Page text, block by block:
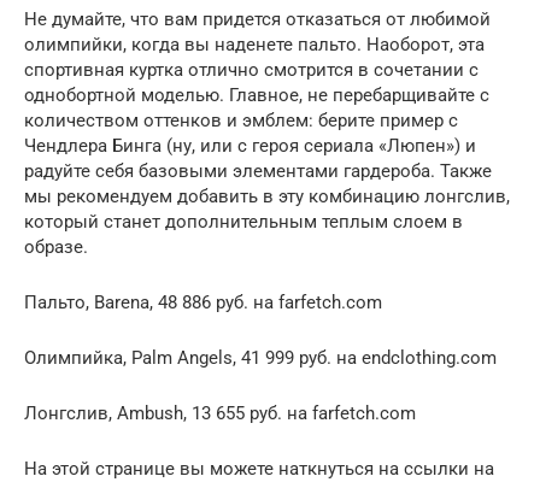
Не думайте, что вам придется отказаться от любимой
олимпийки, когда вы наденете пальто. Наоборот, эта
спортивная куртка отлично смотрится в сочетании с
однобортной моделью. Главное, не перебарщивайте с
количеством оттенков и эмблем: берите пример с
Чендлера Бинга (ну, или c героя сериала «Люпен») и
радуйте себя базовыми элементами гардероба. Также
мы рекомендуем добавить в эту комбинацию лонгслив,
который станет дополнительным теплым слоем в
образе.
Пальто, Barena, 48 886 руб. на farfetch.com
Олимпийка, Palm Angels, 41 999 руб. на endclothing.com
Лонгслив, Ambush, 13 655 руб. на farfetch.com
На этой странице вы можете наткнуться на ссылки на